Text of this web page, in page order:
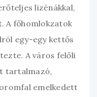
lizénákkal,
A főhomlokzatok
egy-egy kettős
A város felőli
tartalmazó,
emelkedett